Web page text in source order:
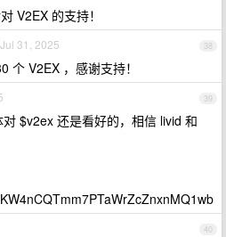
V2EX 的支持！
38
Jul 31, 2025
个 V2EX ，感谢支持！
39
$v2ex 还是看好的，相信 livid 和
40